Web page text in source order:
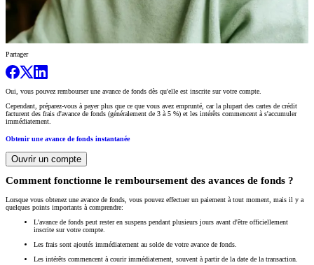
Partager
Oui, vous pouvez rembourser une avance de fonds dès qu'elle est inscrite sur votre compte.
Cependant, préparez-vous à payer plus que ce que vous avez emprunté, car la plupart des cartes de crédit
facturent des frais d'avance de fonds (généralement de 3 à 5 %) et les intérêts commencent à s'accumuler
immédiatement.
Obtenir une avance de fonds instantanée
Ouvrir un compte
Comment fonctionne le remboursement des avances de fonds ?
Lorsque vous obtenez une avance de fonds, vous pouvez effectuer un paiement à tout moment, mais il y a
quelques points importants à comprendre:
L'avance de fonds peut rester en suspens pendant plusieurs jours avant d'être officiellement
inscrite sur votre compte.
Les frais sont ajoutés immédiatement au solde de votre avance de fonds.
Les intérêts commencent à courir immédiatement, souvent à partir de la date de la transaction.